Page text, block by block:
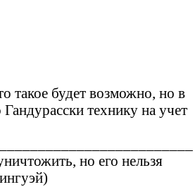
такое будет возможно, но в
технику на учет
но его нельзя